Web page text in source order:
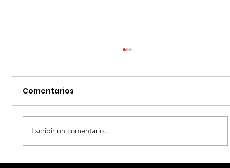
Comentarios
Escribir un comentario...